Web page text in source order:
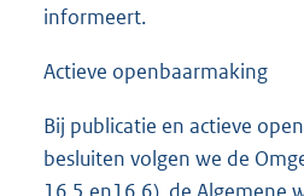
informeert.
Actieve openbaarmaking
Bij publicatie en actieve
besluiten volgen we de